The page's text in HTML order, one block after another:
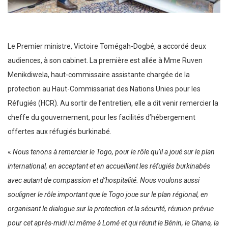
Le Premier ministre, Victoire Tomégah-Dogbé, a accordé deux
audiences, à son cabinet. La première est allée à Mme Ruven
Menikdiwela, haut-commissaire assistante chargée de la
protection au Haut-Commissariat des Nations Unies pour les
Réfugiés (HCR). Au sortir de l’entretien, elle a dit venir remercier la
cheffe du gouvernement, pour les facilités d’hébergement
offertes aux réfugiés burkinabé.
« Nous tenons à remercier le Togo, pour le rôle qu’il a joué sur le plan
international, en acceptant et en accueillant les réfugiés burkinabés
avec autant de compassion et d’hospitalité. Nous voulons aussi
souligner le rôle important que le Togo joue sur le plan régional, en
organisant le dialogue sur la protection et la sécurité, réunion prévue
pour cet après-midi ici même à Lomé et qui réunit le Bénin, le Ghana, la